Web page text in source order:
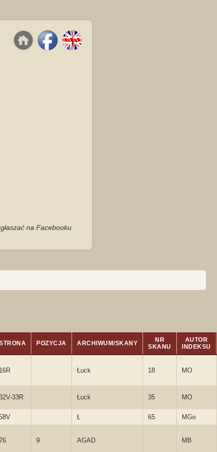
na Facebooku
POZYCJA ARCHIWUM/SKANY
NR
SKANU
AUTOR
INDEKSU
16R Łuck 18 MO
33R Łuck 35 MO
Ł 65 MGo
9 AGAD MB